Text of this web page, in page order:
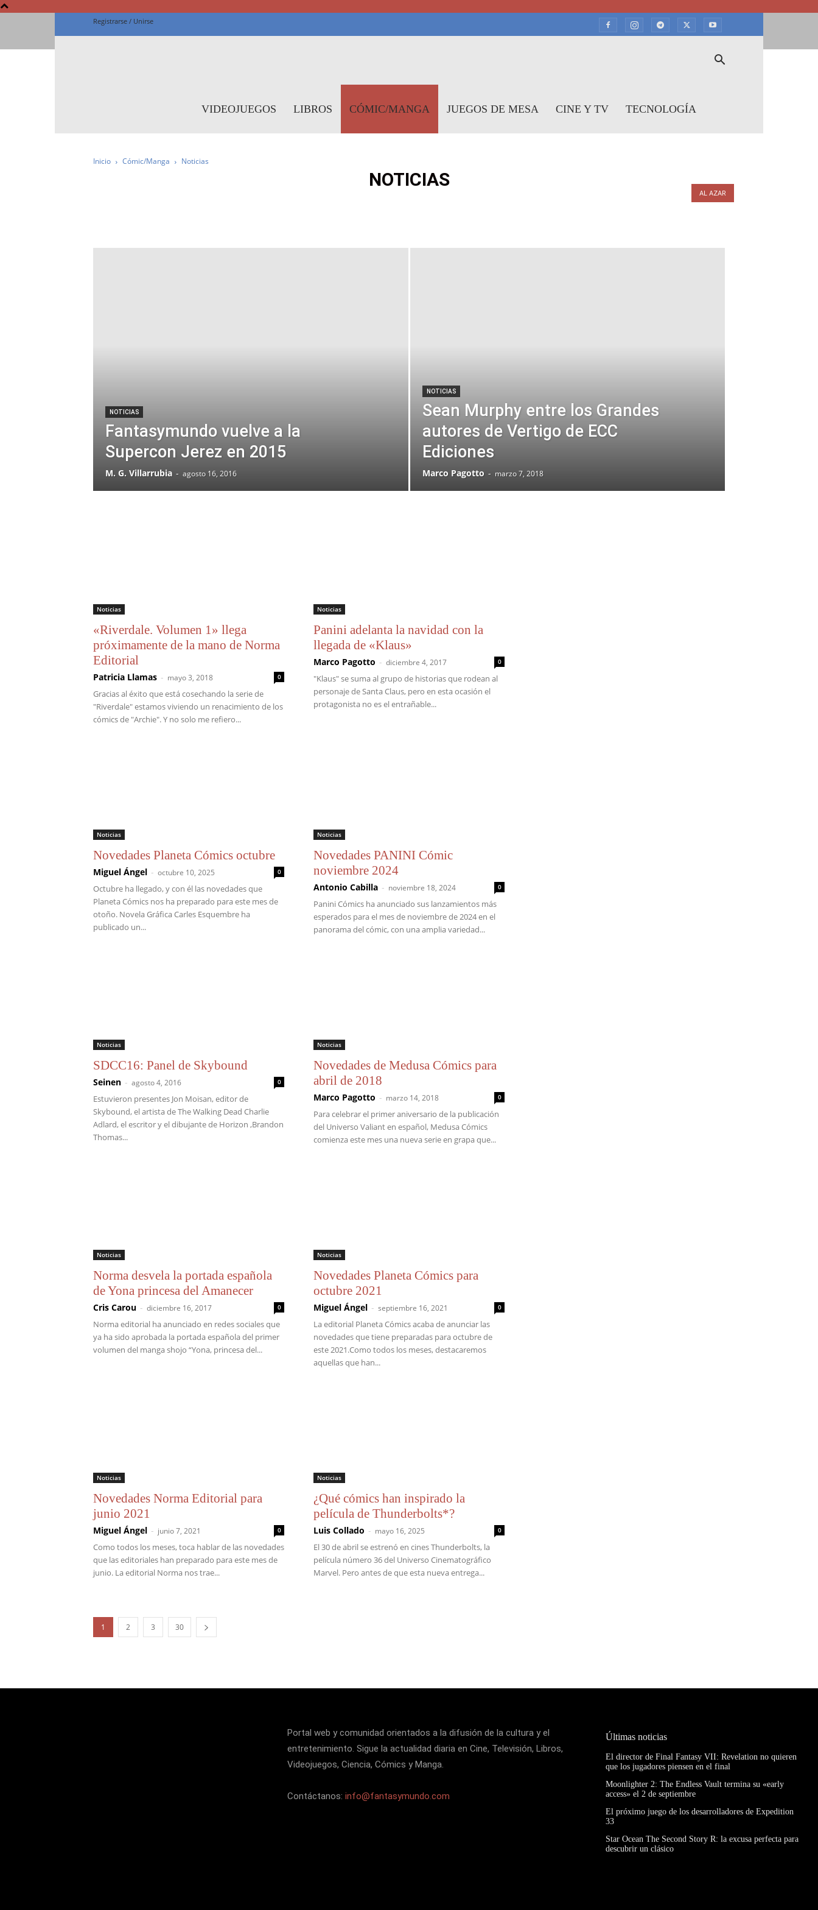
Registrarse / Unirse
VIDEOJUEGOS LIBROS CÓMIC/MANGA JUEGOS DE MESA CINE Y TV TECNOLOGÍA
Inicio Cómic/Manga Noticias
NOTICIAS
AL AZAR
NOTICIAS
Fantasymundo vuelve a la
Supercon Jerez en 2015
M. G. Villarrubia - agosto 16, 2016
NOTICIAS
Sean Murphy entre los Grandes
autores de Vertigo de ECC
Ediciones
Marco Pagotto - marzo 7, 2018
Noticias
«Riverdale. Volumen 1» llega
próximamente de la mano de Norma
Editorial
Patricia Llamas - mayo 3, 2018 0
Gracias al éxito que está cosechando la serie de
"Riverdale" estamos viviendo un renacimiento de los
cómics de "Archie". Y no solo me refiero...
Noticias
Panini adelanta la navidad con la
llegada de «Klaus»
Marco Pagotto - diciembre 4, 2017 0
"Klaus" se suma al grupo de historias que rodean al
personaje de Santa Claus, pero en esta ocasión el
protagonista no es el entrañable...
Noticias
Novedades Planeta Cómics octubre
Miguel Ángel - octubre 10, 2025 0
Octubre ha llegado, y con él las novedades que
Planeta Cómics nos ha preparado para este mes de
otoño. Novela Gráfica Carles Esquembre ha
publicado un...
Noticias
Novedades PANINI Cómic
noviembre 2024
Antonio Cabilla - noviembre 18, 2024 0
Panini Cómics ha anunciado sus lanzamientos más
esperados para el mes de noviembre de 2024 en el
panorama del cómic, con una amplia variedad...
Noticias
SDCC16: Panel de Skybound
Seinen - agosto 4, 2016 0
Estuvieron presentes Jon Moisan, editor de
Skybound, el artista de The Walking Dead Charlie
Adlard, el escritor y el dibujante de Horizon ,Brandon
Thomas...
Noticias
Novedades de Medusa Cómics para
abril de 2018
Marco Pagotto - marzo 14, 2018 0
Para celebrar el primer aniversario de la publicación
del Universo Valiant en español, Medusa Cómics
comienza este mes una nueva serie en grapa que...
Noticias
Norma desvela la portada española
de Yona princesa del Amanecer
Cris Carou - diciembre 16, 2017 0
Norma editorial ha anunciado en redes sociales que
ya ha sido aprobada la portada española del primer
volumen del manga shojo “Yona, princesa del...
Noticias
Novedades Planeta Cómics para
octubre 2021
Miguel Ángel - septiembre 16, 2021 0
La editorial Planeta Cómics acaba de anunciar las
novedades que tiene preparadas para octubre de
este 2021.Como todos los meses, destacaremos
aquellas que han...
Noticias
Novedades Norma Editorial para
junio 2021
Miguel Ángel - junio 7, 2021 0
Como todos los meses, toca hablar de las novedades
que las editoriales han preparado para este mes de
junio. La editorial Norma nos trae...
Noticias
¿Qué cómics han inspirado la
película de Thunderbolts*?
Luis Collado - mayo 16, 2025 0
El 30 de abril se estrenó en cines Thunderbolts, la
película número 36 del Universo Cinematográfico
Marvel. Pero antes de que esta nueva entrega...
1 2 3 30
Portal web y comunidad orientados a la difusión de la cultura y el
entretenimiento. Sigue la actualidad diaria en Cine, Televisión, Libros,
Videojuegos, Ciencia, Cómics y Manga.
Contáctanos: info@fantasymundo.com
Últimas noticias
El director de Final Fantasy VII: Revelation no quieren
que los jugadores piensen en el final
Moonlighter 2: The Endless Vault termina su «early
access» el 2 de septiembre
El próximo juego de los desarrolladores de Expedition
33
Star Ocean The Second Story R: la excusa perfecta para
descubrir un clásico